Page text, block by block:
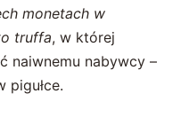
monetach w
truffa, w której
naiwnemu nabywcy –
pigułce.